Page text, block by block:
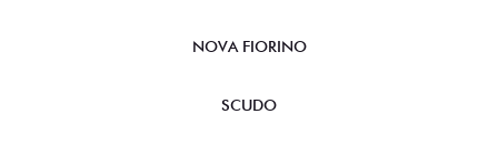
NOVA FIORINO
SCUDO